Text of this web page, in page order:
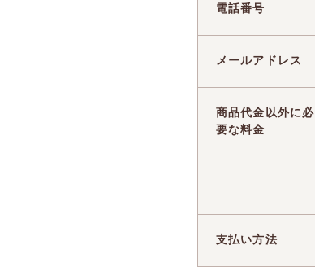
電話番号
メールアドレス
商品代金以外に必
要な料金
支払い方法